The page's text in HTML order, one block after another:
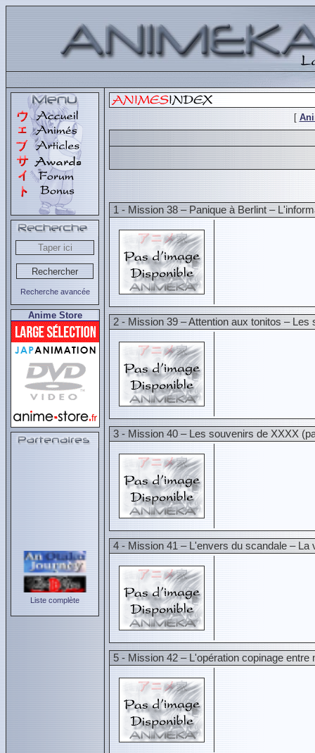
Recherche avancée
Anime Store
Liste complète
[
1 - Mission 38 – Panique à Berlint –
2 - Mission 39 – Attention aux tonitos – Les
3 - Mission 40 – Les souvenirs de XXXX
4 - Mission 41 – L'envers du scandale – La
5 - Mission 42 – L'opération copinage entre